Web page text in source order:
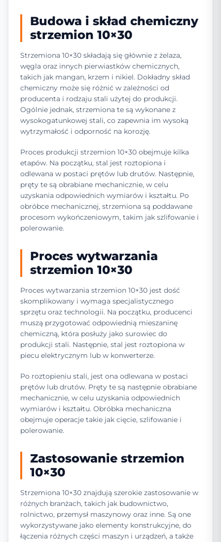
Budowa i skład chemiczny
strzemion 10×30
Strzemiona 10×30 składają się głównie z żelaza,
węgla oraz innych pierwiastków chemicznych,
takich jak mangan, krzem i nikiel. Dokładny skład
chemiczny może się różnić w zależności od
producenta i rodzaju stali użytej do produkcji.
Ogólnie jednak, strzemiona te są wykonane z
wysokogatunkowej stali, co zapewnia im wysoką
wytrzymałość i odporność na korozję.
Proces produkcji strzemion 10×30 obejmuje kilka
etapów. Na początku, stal jest roztopiona i
odlewana w postaci prętów lub drutów. Następnie,
pręty te są obrabiane mechanicznie, w celu
uzyskania odpowiednich wymiarów i kształtu. Po
obróbce mechanicznej, strzemiona są poddawane
procesom wykończeniowym, takim jak szlifowanie i
polerowanie.
Proces wytwarzania
strzemion 10×30
Proces wytwarzania strzemion 10×30 jest dość
skomplikowany i wymaga specjalistycznego
sprzętu oraz technologii. Na początku, producenci
muszą przygotować odpowiednią mieszaninę
chemiczną, która posłuży jako surowiec do
produkcji stali. Następnie, stal jest roztopiona w
piecu elektrycznym lub w konwerterze.
Po roztopieniu stali, jest ona odlewana w postaci
prętów lub drutów. Pręty te są następnie obrabiane
mechanicznie, w celu uzyskania odpowiednich
wymiarów i kształtu. Obróbka mechaniczna
obejmuje operacje takie jak cięcie, szlifowanie i
polerowanie.
Zastosowanie strzemion
10×30
Strzemiona 10×30 znajdują szerokie zastosowanie w
różnych branżach, takich jak budownictwo,
rolnictwo, przemysł maszynowy oraz inne. Są one
wykorzystywane jako elementy konstrukcyjne, do
łączenia różnych części maszyn i urządzeń, a także